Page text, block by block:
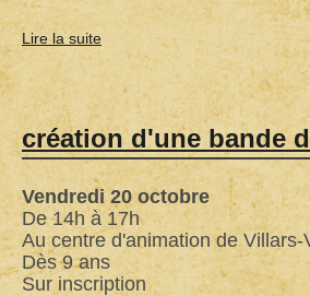
Lire la suitede
Contes
dans
la
forêt
de
Moncor
création d'une bande
Vendredi 20 octobre
De 14h à 17h
Au centre d'animation de
Dès 9 ans
Sur inscription